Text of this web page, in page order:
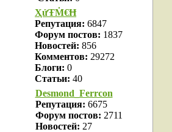
ҲửŦṀ€Ħ
Репутация: 6847
Форум постов: 1837
Новостей: 856
Комментов: 29272
Блоги: 0
Статьи: 40
Desmond_Ferrcon
Репутация: 6675
Форум постов: 2711
Новостей: 27